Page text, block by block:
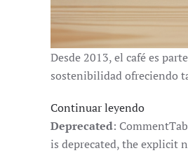
Desde 2013, el café es
sostenibilidad ofreciendo
Continuar leyendo
Deprecated:
is deprecated, the explicit